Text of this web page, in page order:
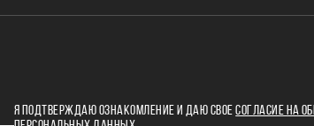
Я ПОДТВЕРЖДАЮ ОЗНАКОМЛЕНИЕ И ДАЮ СВОЕСОГЛАСИЕ НА